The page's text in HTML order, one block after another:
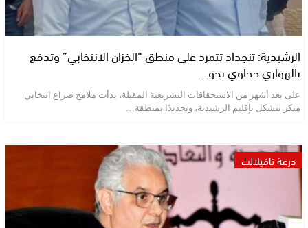
الرشيدية: تنجداد تتمرد على منطق “الخزان الانتخابي” وتدفع
بالهواري حجاوي نحو…
على بعد أشهر من الاستحقاقات التشريعية المقبلة، بدأت ملامح صراع انتخابي
مبكر تتشكل بإقليم الرشيدية، وتحديدًا بمنطقة…
درعة تافيلالت